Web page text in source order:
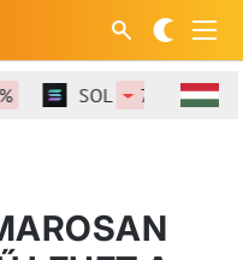
SOL 72,89$ -1,3%